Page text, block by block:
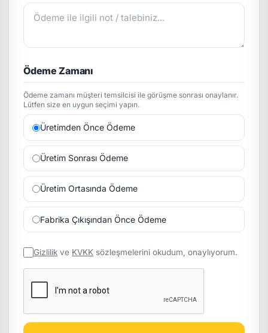
Ödeme Zamanı
Ödeme zamanı müşteri temsilcisi ile görüşme sonrası onaylanır.
Lütfen size en uygun seçimi yapın.
Üretimden Önce Ödeme
Üretim Sonrası Ödeme
Üretim Ortasında Ödeme
Fabrika Çıkışından Önce Ödeme
Gizlilik ve KVKK sözleşmelerini okudum, onaylıyorum.